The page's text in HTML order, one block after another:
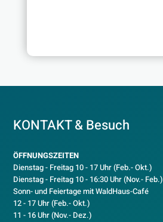
KONTAKT & Besuch
ÖFFNUNGSZEITEN
Dienstag - Freitag 10 - 17 Uhr (Feb.- Okt.)
Dienstag - Freitag 10 - 16:30 Uhr (Nov.- Feb.)
Sonn- und Feiertage mit WaldHaus-Café
12 - 17 Uhr (Feb.- Okt.)
11 - 16 Uhr (Nov.- Dez.)